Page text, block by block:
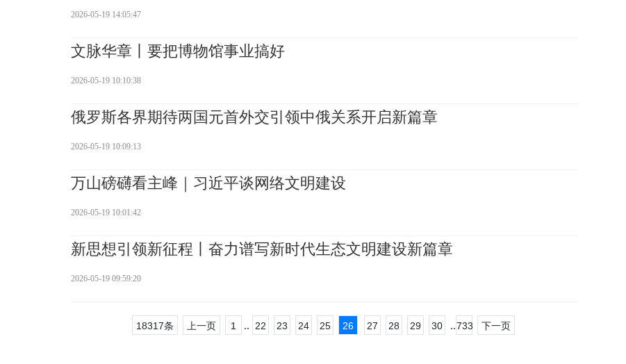
2026-05-19 14:05:47
文脉华章丨要把博物馆事业搞好
2026-05-19 10:10:38
俄罗斯各界期待两国元首外交引领中俄关系开启新篇章
2026-05-19 10:09:13
万山磅礴看主峰｜习近平谈网络文明建设
2026-05-19 10:01:42
新思想引领新征程丨奋力谱写新时代生态文明建设新篇章
2026-05-19 09:59:20
18317条 上一页 1 .. 22 23 24 25 26 27 28 29 30 ..733 下一页